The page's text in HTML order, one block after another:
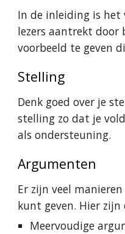
In de inleiding is het
lezers aantrekt door
voorbeeld te geven
Stelling
Denk goed over je
stelling zo dat je
als ondersteuning.
Argumenten
Er zijn veel
kunt geven. Hier zijn
Meervoudige